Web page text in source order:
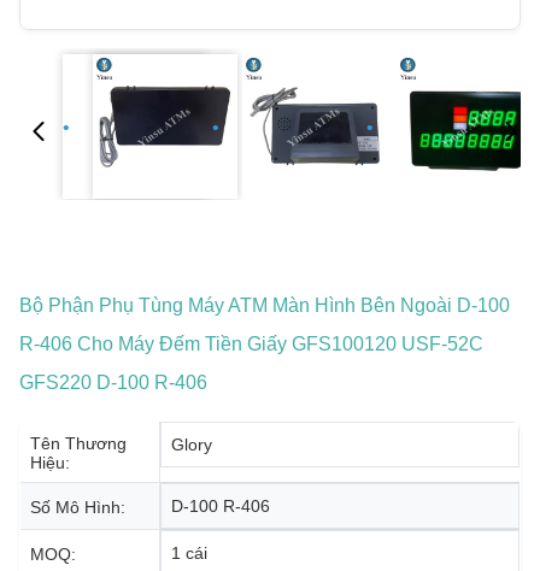
Bộ Phận Phụ Tùng Máy ATM Màn Hình Bên Ngoài D-100
R-406 Cho Máy Đếm Tiền Giấy GFS100120 USF-52C
GFS220 D-100 R-406
Tên Thương
Hiệu:
Glory
Số Mô Hình: D-100 R-406
MOQ: 1 cái